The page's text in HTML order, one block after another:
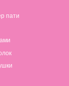
пати